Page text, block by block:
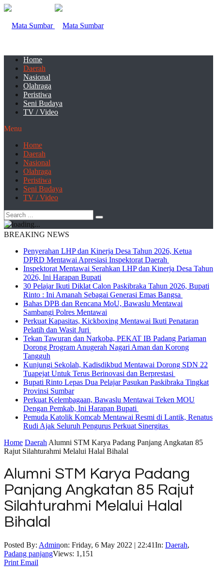
Home
Daerah
Nasional
Olahraga
Peristiwa
Seni Budaya
TV / Video
Menu
Home
Daerah
Nasional
Olahraga
Peristiwa
Seni Budaya
TV / Video
BREAKING NEWS
Penyerahan LHP dan Kinerja Desa Tahun 2026, Ketua
DPRD Mentawai Apresiasi Inspektorat Daerah
Inspektorat Mentawai Serahkan LHP dan Kinerja Desa Tahun
2026, Ini Harapan Bupati
30 Pelajar Ikuti Diklat Calon Paskibraka Tahun 2026, Bupati
Rinto : Ini Amanah Sebagai Generasi Emas Bangsa
Bahas DPB dan Rencana MoU, Bawaslu Mentawai
Sambangi Polres Mentawai
Perkuat Kapasitas, Kickboxing Mentawai Ikuti Penataran
Pelatih dan Wasit Juri
Tekan Tawuran dan Narkoba, PEKAT IB Padang Pariaman
Dorong Program Anugerah Nagari Aman dan Korong
Tangguh
Kunjungi Sekolah, Kadisdikbud Mentawai Dorong SDN 22
Tuapejat Untuk Terus Berinovasi dan Berprestasi
Bupati Rinto Lepas Dua Pelajar Pasukan Paskibraka Tingkat
Provinsi Sumbar
Perkuat Kelembagaan, Bawaslu Mentawai Teken MOU
Dengan Pemkab, Ini Harapan Bupati
Pemuda Katolik Komcab Mentawai Resmi di Lantik, Renatus
Rudi Ajak Seluruh Pengurus Perkuat Sinergitas
Home Daerah Alumni STM Karya Padang Panjang Angkatan 85
Rajut Silahturahmi Melalui Halal Bihalal
Alumni STM Karya Padang
Panjang Angkatan 85 Rajut
Silahturahmi Melalui Halal
Bihalal
Posted By: Adminon: Friday, 6 May 2022 | 22:41In: Daerah,
Padang panjangViews: 1,151
Print Email